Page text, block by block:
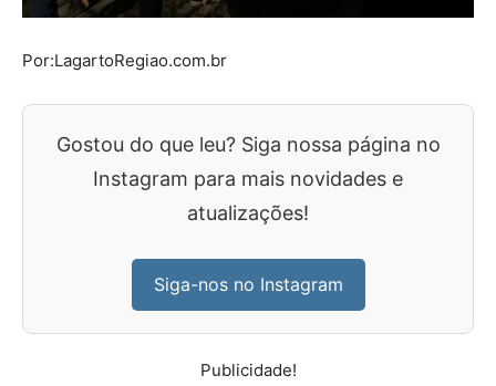
Por:LagartoRegiao.com.br
Gostou do que leu? Siga nossa página no
Instagram para mais novidades e
atualizações!
Siga-nos no Instagram
Publicidade!